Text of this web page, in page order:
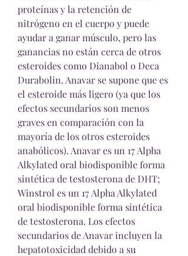
proteínas y la retención de
nitrógeno en el cuerpo y puede
ayudar a ganar músculo, pero las
ganancias no están cerca de otros
esteroides como Dianabol o Deca
Durabolin. Anavar se supone que es
el esteroide más ligero (ya que los
efectos secundarios son menos
graves en comparación con la
mayoría de los otros esteroides
anabólicos). Anavar es un 17 Alpha
Alkylated oral biodisponible forma
sintética de testosterona de DHT;
Winstrol es un 17 Alpha Alkylated
oral biodisponible forma sintética
de testosterona. Los efectos
secundarios de Anavar incluyen la
hepatotoxicidad debido a su